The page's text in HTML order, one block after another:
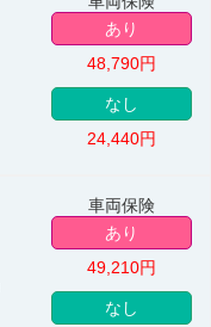
あり
48,790円
なし
24,440円
車両保険
あり
49,210円
なし